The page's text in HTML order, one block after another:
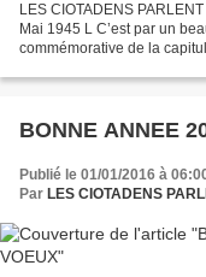
LES CIOTADENS
Mai 1945 L C’est par un
commémorative de la
BONNE ANNEE
Publié le 01/01/2016 à
Par LES CIOTADENS